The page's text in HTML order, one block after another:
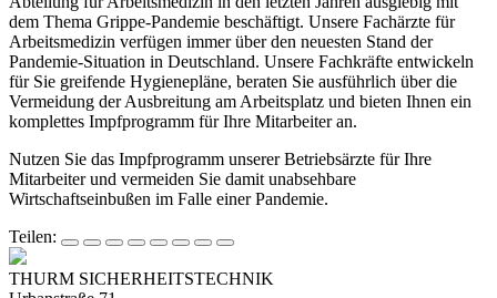
dem Thema Grippe-Pandemie beschäftigt. Unsere Fachärzte für
Arbeitsmedizin verfügen immer über den neuesten Stand der
Pandemie-Situation in Deutschland. Unsere Fachkräfte entwickeln
für Sie greifende Hygienepläne, beraten Sie ausführlich über die
Vermeidung der Ausbreitung am Arbeitsplatz und bieten Ihnen ein
komplettes Impfprogramm für Ihre Mitarbeiter an.
Nutzen Sie das Impfprogramm unserer Betriebsärzte für Ihre
Mitarbeiter und vermeiden Sie damit unabsehbare
Wirtschaftseinbußen im Falle einer Pandemie.
Teilen:
THURM SICHERHEITSTECHNIK